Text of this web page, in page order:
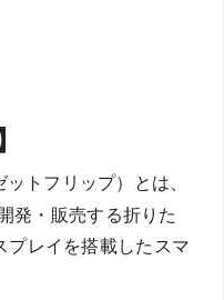
トフリップ）とは、
発・販売する折りた
プレイを搭載したスマ